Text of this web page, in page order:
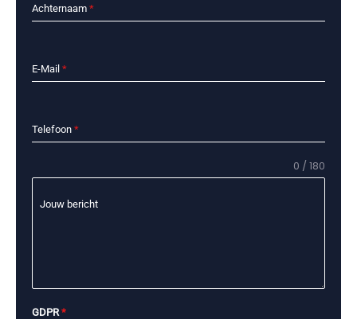
Achternaam *
E-Mail *
Telefoon *
Jouw bericht
0 / 180
GDPR*